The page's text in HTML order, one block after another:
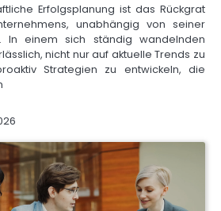
Erfolgsplanung ist das Rückgrat
unabhängig von seiner
In einem sich ständig wandelnden
nicht nur auf aktuelle Trends zu
Strategien zu entwickeln, die